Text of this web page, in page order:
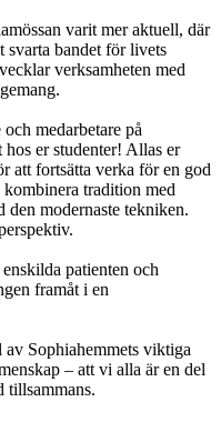
varit mer aktuell, där
svarta bandet för livets
verksamheten med
medarbetare på
er studenter! Allas er
att fortsätta verka för en god
tradition med
den modernaste tekniken.
patienten och
framåt i en
Sophiahemmets viktiga
– att vi alla är en del
tillsammans.